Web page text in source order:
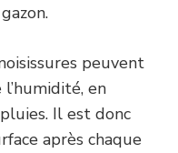
peuvent
en
Il est donc
après chaque